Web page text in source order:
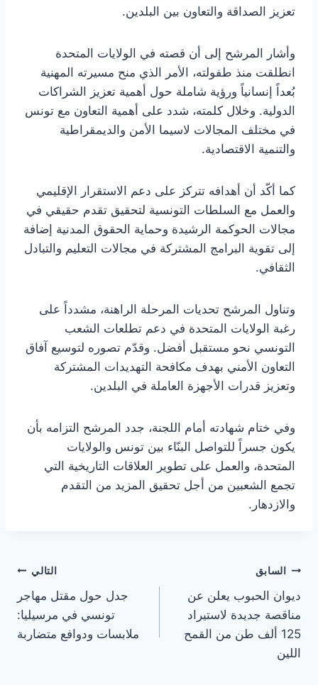
تعزيز الصداقة والتعاون بين البلدين.
وأشار المرشح إلى أن قصته في الولايات المتحدة
انطلقت منذ طفولته، الأمر الذي منح مسيرته المهنية
بُعداً إنسانياً ورؤية شاملة حول أهمية تعزيز الشراكات
الدولية. وخلال كلمته، شدد على أهمية التعاون مع تونس
في مختلف المجالات لاسيما الأمن والديمقراطية
والتنمية الاقتصادية.
كما أكّد أن أهدافه تتركز على دعم الاستقرار الإقليمي
والعمل مع السلطات التونسية لتحقيق تقدم حقيقي في
مجالات الحوكمة الرشيدة وحماية الحقوق المدنية إضافة
إلى تقوية البرامج المشتركة في مجالات التعليم والتبادل
الثقافي.
وتناول المرشح تحديات المرحلة الراهنة، مشدداً على
رغبة الولايات المتحدة في دعم تطلعات الشعب
التونسي نحو مستقبل أفضل. وقدّم تصوره لتوسيع آفاق
التعاون الأمني بهدف مكافحة التهديدات المشتركة
وتعزيز قدرات الأجهزة العاملة في البلدين.
وفي ختام شهادته أمام اللجنة، جدد المرشح التزامه بأن
يكون جسراً للتواصل البنّاء بين تونس والولايات
المتحدة، والعمل على تطوير العلاقات التاريخية التي
تجمع الشعبين من أجل تحقيق المزيد من التقدم
والازدهار.
تصفّح
المقالات
السابق
ديوان الحبوب يعلن عن
مناقصة جديدة لاستيراد
125 ألف طن من القمح
اللين
التالي
جدل حول مقتل مهاجر
تونسي في مرسيليا:
ملابسات ودوافع متضاربة